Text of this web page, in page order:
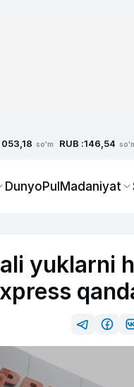
053,18 so'm RUB :146,54
DunyoPulMadaniyat
yuklarni